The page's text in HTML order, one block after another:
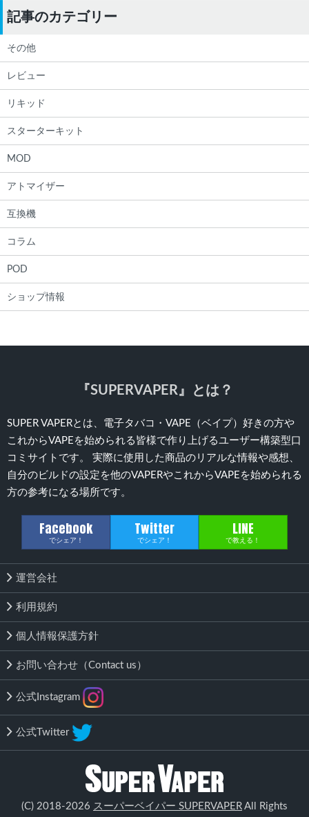
記事のカテゴリー
その他
レビュー
リキッド
スターターキット
MOD
アトマイザー
互換機
コラム
POD
ショップ情報
『SUPERVAPER』とは？
SUPER VAPERとは、電子タバコ・VAPE（ベイプ）好きの方や
これからVAPEを始められる皆様で作り上げるユーザー構築型口
コミサイトです。 実際に使用した商品のリアルな情報や感想、
自分のビルドの設定を他のVAPERやこれからVAPEを始められる
方の参考になる場所です。
Facebook
でシェア！
Twitter
でシェア！
LINE
で教える！
運営会社
利用規約
個人情報保護方針
お問い合わせ（Contact us）
公式Instagram
公式Twitter
(C) 2018-2026 スーパーベイパー SUPERVAPER All Rights
該当する商品がありません